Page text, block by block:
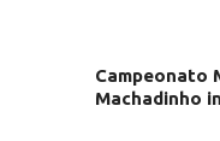
Campeonato
Machadinho